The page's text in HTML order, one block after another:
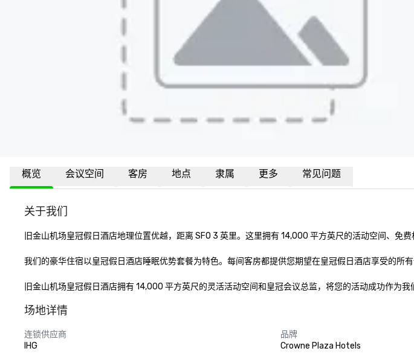
概览 会议空间 客房 地点 隶属 更多 常见问题
关于我们
旧金山机场皇冠假日酒店地理位置优越，距离 SFO 3 英里。这里拥有 14,000 平方英尺的活动空间、免
我们的豪华住宿以皇冠假日酒店睡眠优势套餐为特色。每间客房都提供您期望在皇冠假日酒店享受的所
旧金山机场皇冠假日酒店拥有 14,000 平方英尺的灵活活动空间和皇冠会议总监，将您的活动成功作为我
场地详情
连锁供应商
IHG
品牌
Crowne Plaza Hotels